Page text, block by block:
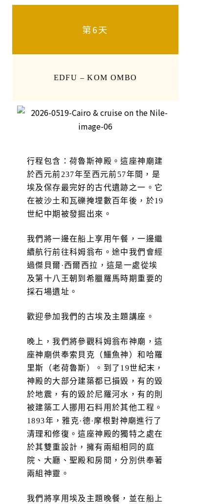
第6天
EDFU – KOM OMBO
行程包含：荷魯斯神殿。這座神廟建
於西元前237年至西元前57年間，是
埃及保存最完好的古代遺跡之一。它
在被沙土和瓦礫掩埋數百年後，於19
世紀中期被發掘出來。
我們將一邊在船上享用午餐，一邊繼
續航行前往科姆翁布。途中我們會經
過傑貝爾·西爾西拉，這是一處從埃
及第十八王朝到希臘羅馬時期重要的
採石場遺址。
歡迎參加我們的古埃及主題講座。
晚上，我們將參觀科姆翁布神廟，這
座神廟供奉索貝克（鱷魚神）和哈羅
里斯（老荷魯斯）。到了19世紀末，
神殿的大部分建築都已損毀，有的毀
於地震，有的毀於尼羅河水，有的則
被建築工人挪用石料用於其他工程。
1893年，雅克·德·摩根對神廟進行了
清理和修復。這座神殿的獨特之處在
於其雙重設計，擁有兩組相同的庭
院、大廳、聖殿和房間，分別供奉著
兩組神靈。
我們將享用埃及主題晚餐，並在船上